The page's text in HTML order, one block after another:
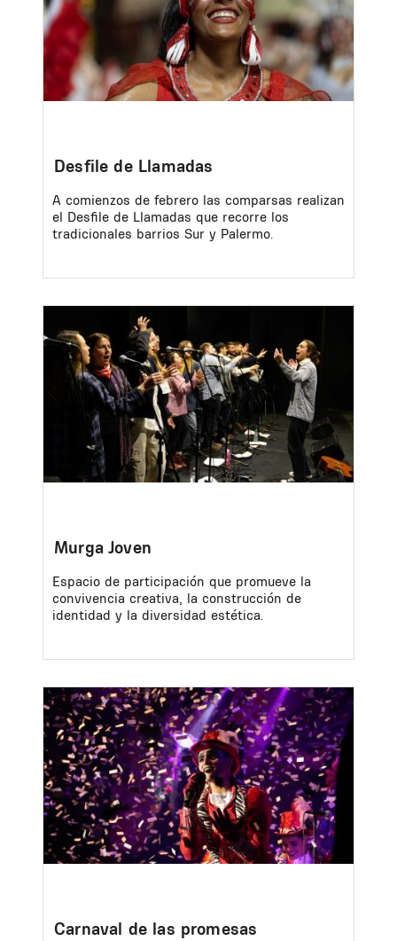
Desfile de Llamadas
A comienzos de febrero las comparsas realizan
el Desfile de Llamadas que recorre los
tradicionales barrios Sur y Palermo.
Murga Joven
Espacio de participación que promueve la
convivencia creativa, la construcción de
identidad y la diversidad estética.
Image
Carnaval de las promesas